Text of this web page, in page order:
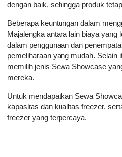
dengan baik, sehingga produk
Beberapa keuntungan dalam
Majalengka antara lain biaya yang
dalam penggunaan dan
pemeliharaan yang mudah. Selain
memilih jenis Sewa Showcase
mereka.
Untuk mendapatkan Sewa
kapasitas dan kualitas freezer,
freezer yang terpercaya.